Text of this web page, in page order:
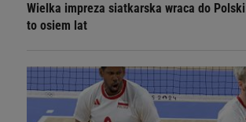
Wielka impreza siatkarska wraca do
to osiem lat